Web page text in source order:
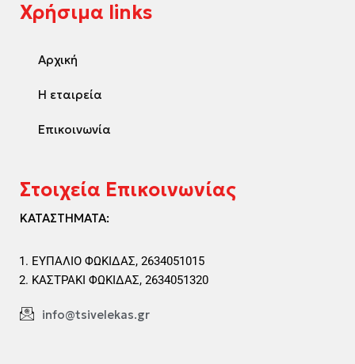
Χρήσιμα links
Αρχική
Η εταιρεία
Επικοινωνία
Στοιχεία Επικοινωνίας
ΚΑΤΑΣΤΗΜΑΤΑ:
ΕΥΠΑΛΙΟ ΦΩΚΙΔΑΣ, 2634051015
ΚΑΣΤΡΑΚΙ ΦΩΚΙΔΑΣ, 2634051320
info@tsivelekas.gr